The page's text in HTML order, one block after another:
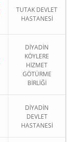
TUTAK DEVLET
HASTANESİ
DİYADİN
KÖYLERE
HİZMET
GÖTÜRME
BİRLİĞİ
DİYADİN
DEVLET
HASTANESİ